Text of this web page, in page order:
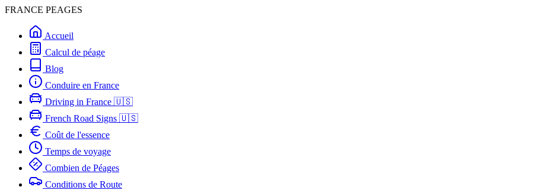
FRANCE PEAGES
Accueil
Calcul de péage
Blog
Conduire en France
Driving in France 🇺🇸
French Road Signs 🇺🇸
Coût de l'essence
Temps de voyage
Combien de Péages
Conditions de Route